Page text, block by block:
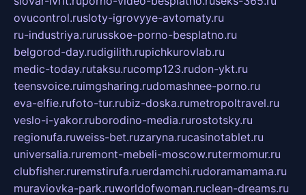
ovucontrol.rusloty-igrovyye-avtomaty.ru
ru-industriya.rurusskoe-porno-besplatno.ru
belgorod-day.rudigilith.rupichkurovlab.ru
medic-today.rutaksu.rucomp123.rudon-ykt.ru
teensvoice.ruimgsharing.rudomashnee-porno.ru
eva-elfie.rufoto-tur.rubiz-doska.rumetropoltravel.ru
veslo-i-yakor.ruborodino-media.rurostotsky.ru
regionufa.ruweiss-bet.ruzaryna.rucasinotablet.ru
universalia.ruremont-mebeli-moscow.rutermomur.ru
clubfisher.ruremstirufa.ruerdamchi.rudoramamama.ru
muraviovka-park.ruworldofwoman.ruclean-dreams.ru